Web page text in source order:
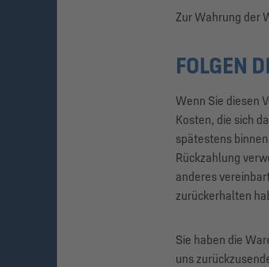
Zur Wahrung der
FOLGEN
Wenn Sie diesen
Kosten, die sich
spätestens
Rückzahlung
anderes
zurückerhalten
Sie haben die
uns